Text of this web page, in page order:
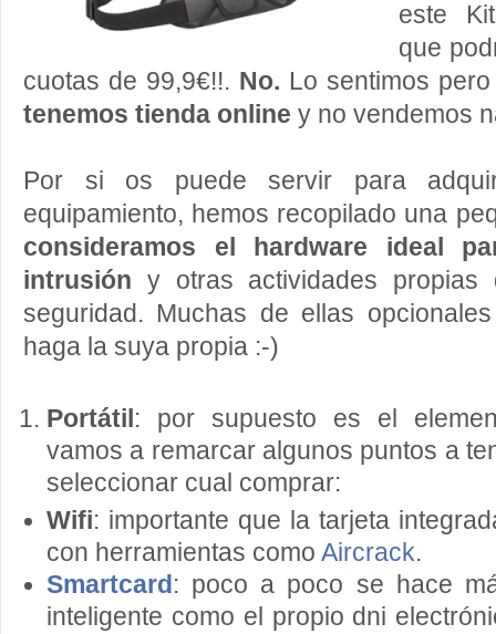
este
que
cuotas de 99,9€!!. No. Lo sentimos
tenemos tienda online y no vendemos
Por si os puede servir para
equipamiento, hemos recopilado una
consideramos el hardware ideal
intrusión y otras actividades
seguridad. Muchas de ellas
haga la suya propia :-)
Portátil : por supuesto es el
vamos a remarcar algunos puntos a
seleccionar cual comprar:
Wifi: importante que la tarjeta
con herramientas como Aircrack.
Smartcard : poco a poco se hace
inteligente como el propio dni